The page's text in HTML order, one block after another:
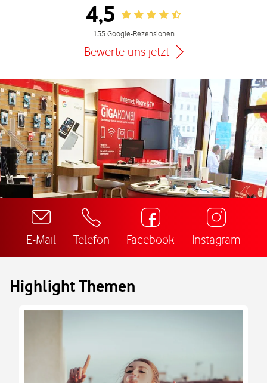
4,5 Rating 4.5
155 Google-Rezensionen
Bewerte uns jetzt
E-Mail Telefon Facebook Instagram
Highlight Themen